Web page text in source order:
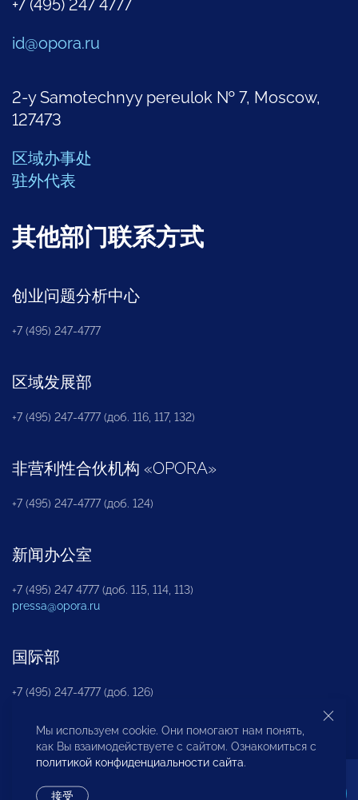
+7 (495) 247 4777
id@opora.ru
2-y Samotechnyy pereulok № 7, Moscow,
127473
区域办事处
驻外代表
其他部门联系方式
创业问题分析中心
+7 (495) 247-4777
区域发展部
+7 (495) 247-4777 (доб. 116, 117, 132)
非营利性合伙机构 «OPORA»
+7 (495) 247-4777 (доб. 124)
新闻办公室
+7 (495) 247 4777 (доб. 115, 114, 113)
pressa@opora.ru
国际部
+7 (495) 247-4777 (доб. 126)
商投权益保护部
Мы используем cookie. Они помогают нам понять,
как Вы взаимодействуете с сайтом. Ознакомиться с
политикой конфиденциальности сайта.
接受